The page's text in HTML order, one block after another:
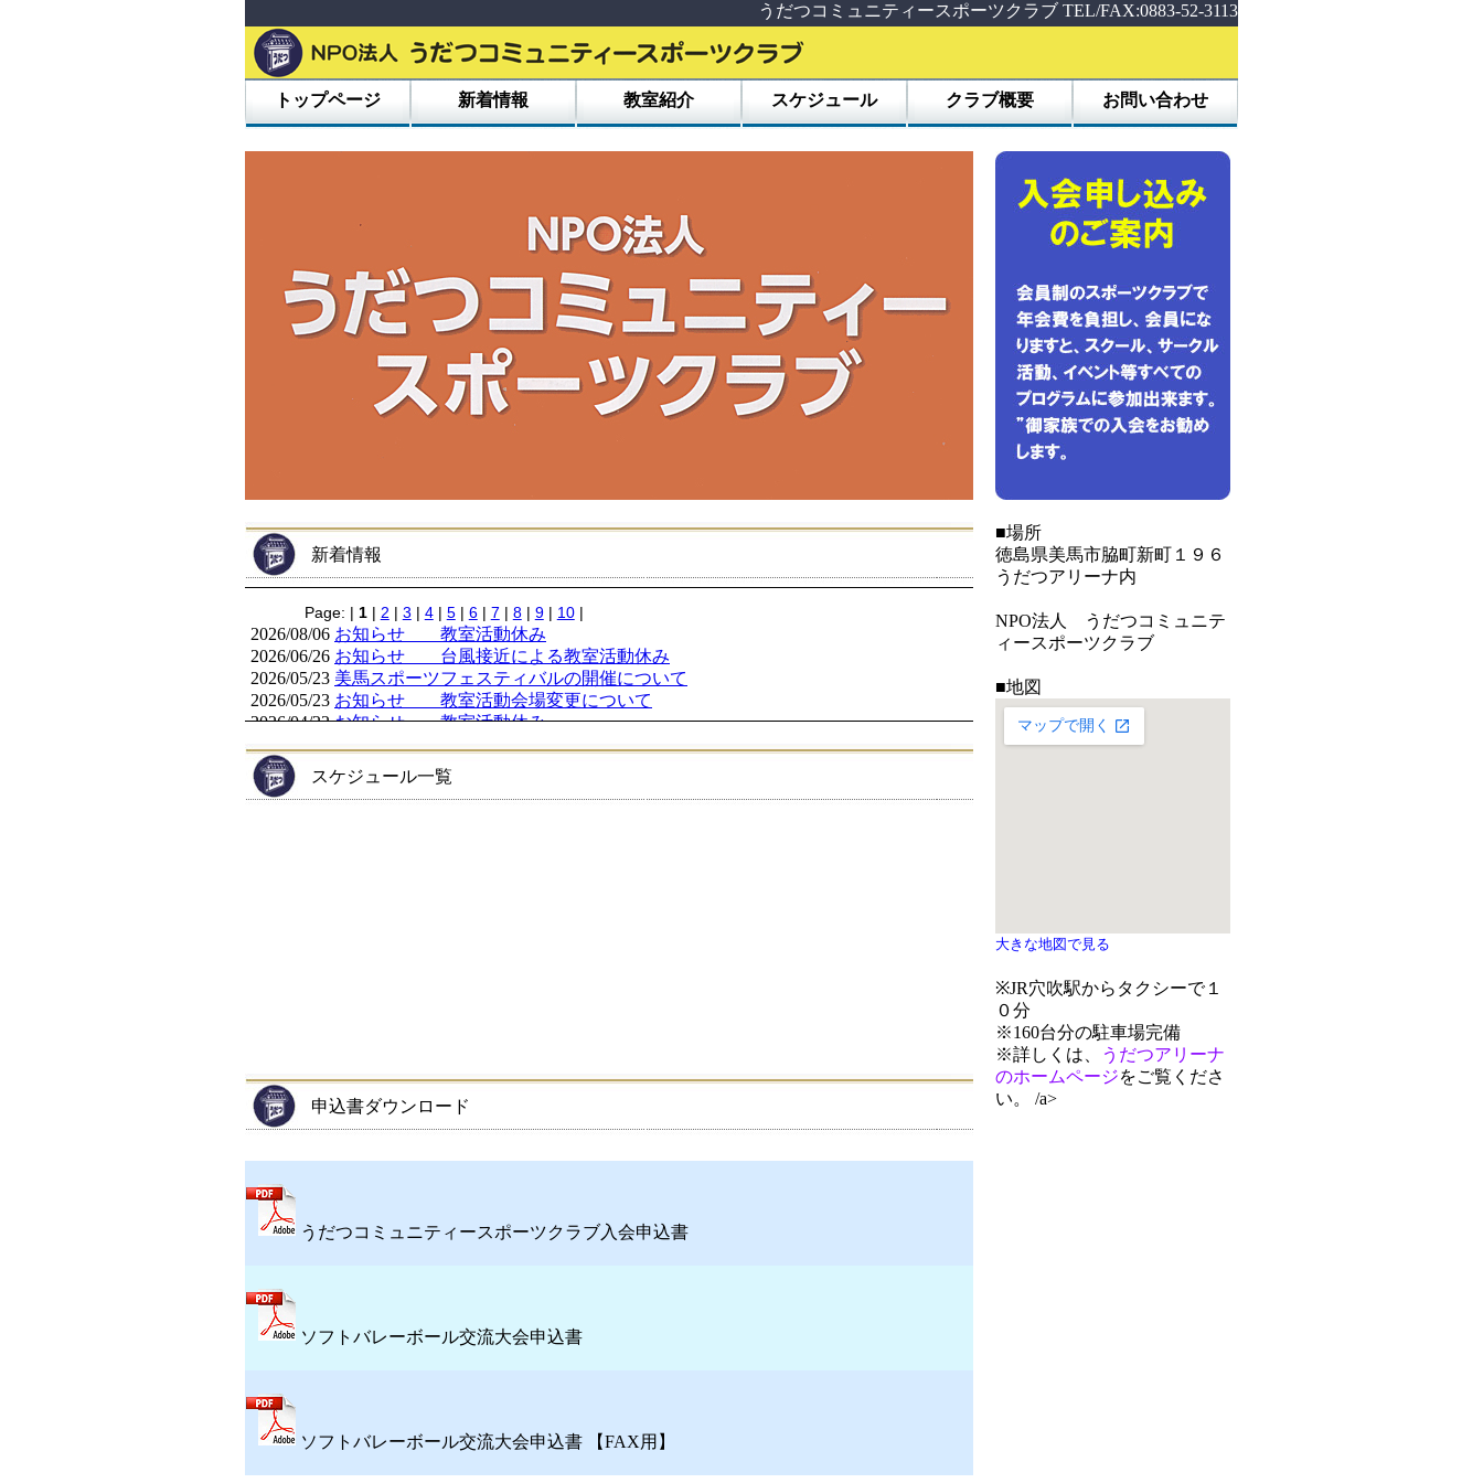
うだつコミュニティースポーツクラブ TEL/FAX:0883-52-3113
トップページ 新着情報 教室紹介 スケジュール クラブ概要 お問い合わせ
新着情報
スケジュール一覧
申込書ダウンロード
うだつコミュニティースポーツクラブ入会申込書
ソフトバレーボール交流大会申込書
ソフトバレーボール交流大会申込書 【FAX用】
■場所
徳島県美馬市脇町新町１９６
うだつアリーナ内
NPO法人 うだつコミュニテ
ィースポーツクラブ
■地図
大きな地図で見る
※JR穴吹駅からタクシーで１
０分
※160台分の駐車場完備
※詳しくは、
うだつアリーナ
のホームページをご覧くださ
い。 /a>